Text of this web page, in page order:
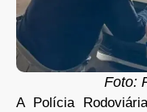
Foto:
A Polícia